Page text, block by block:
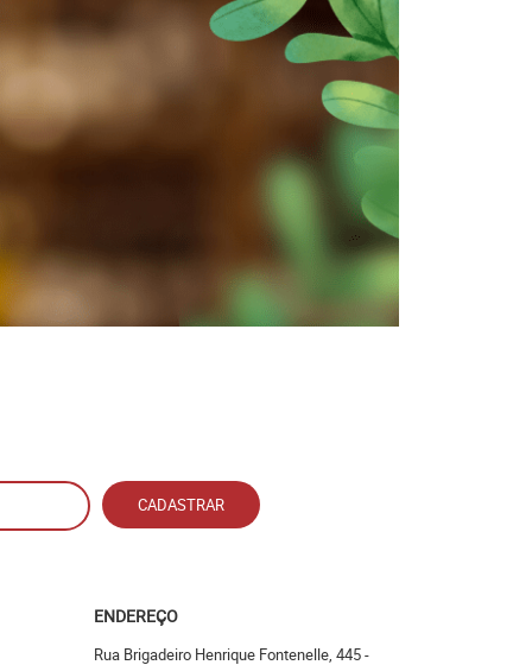
CADASTRAR
ENDEREÇO
Rua Brigadeiro Henrique Fontenelle, 445-